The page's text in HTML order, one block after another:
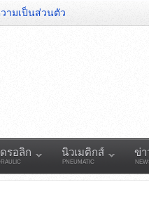
ามเป็นส่วนตัว
รอลิก นิวเมติกส์
PNEUMATIC
ข่า